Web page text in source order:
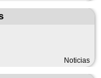
Noticias